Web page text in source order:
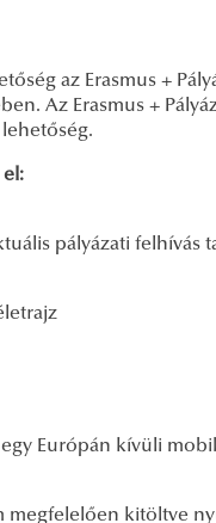
az Erasmus +
Az Erasmus +
el:
pályázati felhívás
Európán kívüli
megfelelően kitöltve